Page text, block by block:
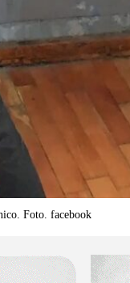
Foto. facebook